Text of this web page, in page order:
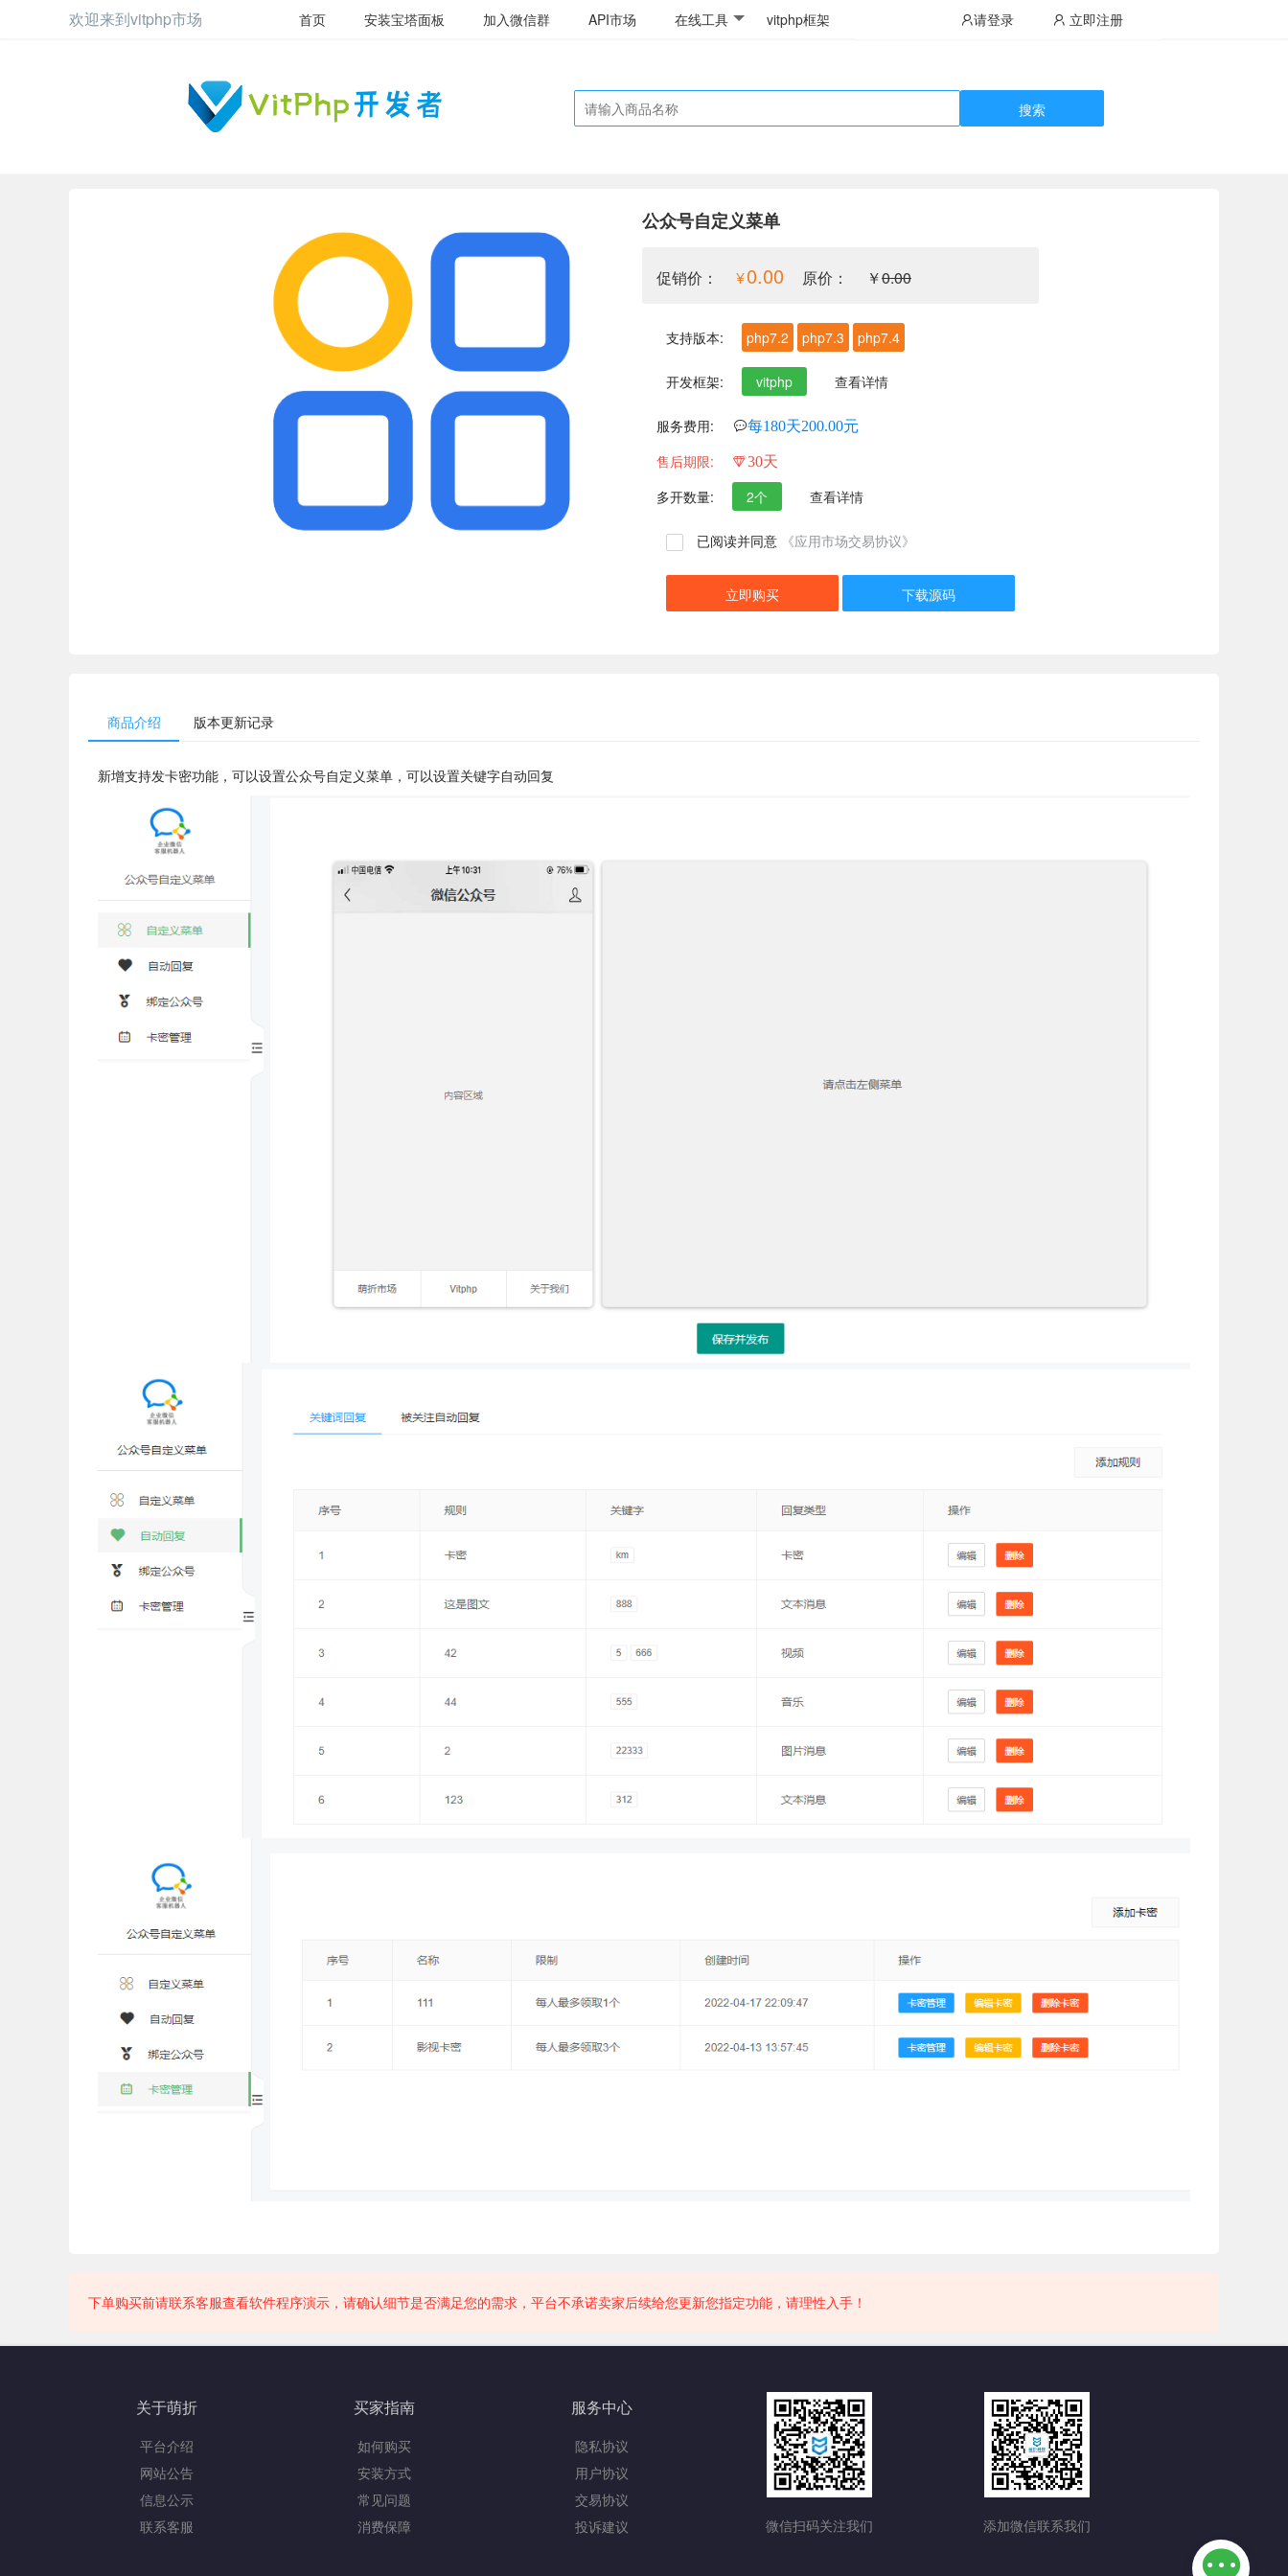
欢迎来到vitphp市场 首页 安装宝塔面板 加入微信群 API市场 在线工具 vitphp框架 请登录 立即注册
搜索
公众号自定义菜单
促销价： 0.00 原价： ￥0.00
支持版本: php7.2 php7.3 php7.4
开发框架: vitphp 查看详情
服务费用: 每180天200.00元
售后期限: 30天
多开数量: 2个 查看详情
已阅读并同意 《应用市场交易协议》
立即购买 下载源码
商品介绍 版本更新记录
新增支持发卡密功能，可以设置公众号自定义菜单，可以设置关键字自动回复
下单购买前请联系客服查看软件程序演示，请确认细节是否满足您的需求，平台不承诺卖家后续给您更新您指定功能，请理性入手！
关于萌折
平台介绍
网站公告
信息公示
联系客服
买家指南
如何购买
安装方式
常见问题
消费保障
服务中心
隐私协议
用户协议
交易协议
投诉建议
微信扫码关注我们 添加微信联系我们